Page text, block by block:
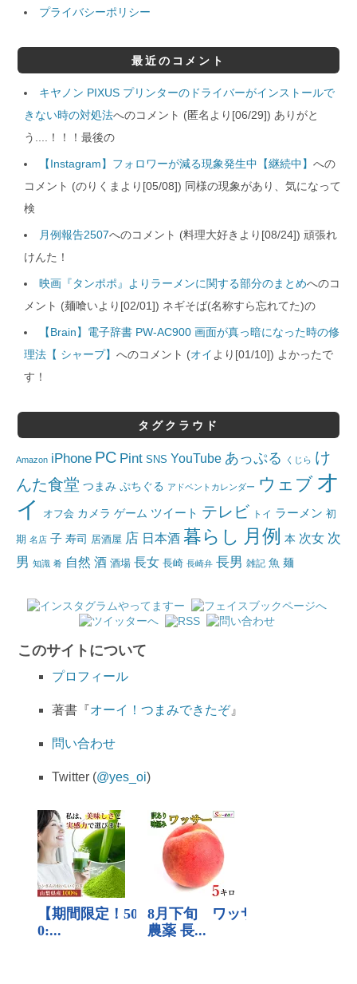
プライバシーポリシー
最近のコメント
キヤノン PIXUS プリンターのドライバーがインストールで
きない時の対処法へのコメント (匿名より[06/29]) ありがと
う....！！！最後の
【Instagram】フォロワーが減る現象発生中【継続中】への
コメント (のりくまより[05/08]) 同様の現象があり、気になって
検
月例報告2507へのコメント (料理大好きより[08/24]) 頑張れ
けんた！
映画『タンポポ』よりラーメンに関する部分のまとめへのコ
メント (麺喰いより[02/01]) ネギそば(名称すら忘れてた)の
【Brain】電子辞書 PW-AC900 画面が真っ暗になった時の修
理法【 シャープ】 へのコメント (オイ より[01/10]) よかったで
す！
タグクラウド
Amazon iPhone PC Pint SNS YouTube あっぷる くじら け
んた食堂 つまみ ぷちぐる アドベントカレンダー ウェブ オ
イ
オフ会 カメラ ゲーム ツイート テレビ トイ ラーメン 初
期 名店 子 寿司 居酒屋 店 日本酒 暮らし 月例 本 次女 次
男 知識 肴 自然 酒 酒場 長女 長崎 長崎弁 長男 雑記 魚 麺
このサイトについて
プロフィール
著書『オーイ！つまみできたぞ』
問い合わせ
Twitter (@yes_oi)